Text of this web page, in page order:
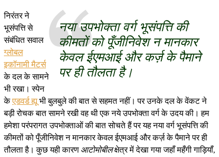
नया उपभोक्ता वर्ग भूसंपत्ति की
कीमतों को पूँजीनिवेश न मानकार
केवल ईएमआई और कर्ज़ के पैमाने
पर ही तौलता है।
निरंतर ने
भूसंपत्ति से
संबंधित सवाल
ग्लोबल
इकॉनामी मैटर्स
के दल के सामने
भी रखा। स्पेन
केएडवर्ड ह्यूभी बुलबुले की बात से सहमत नहीं। पर उनके दल के वेंकट ने
बड़ी रोचक बात सामने रखी वह थी एक नये उपभोक्ता वर्ग के उदय की। हम
हमेशा परंपरागत उपभोक्ताओं की बात सोचते हैं पर यह नया वर्ग भूसंपत्ति की
कीमतों को पूँजीनिवेश न मानकार केवल ईएमआई और कर्ज़ के पैमाने पर ही
तौलता है। कुछ यही कारण आटोमोबीलक्षेत्र में देखा गया जहाँ महँगी गाड़ियाँ,